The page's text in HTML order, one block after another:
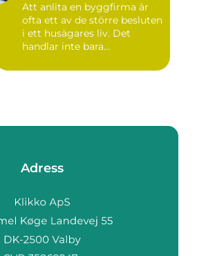
Att anlita en byggfirma är
ofta ett av de större besluten
i ett husägares liv. Det
handlar inte bara...
Adress